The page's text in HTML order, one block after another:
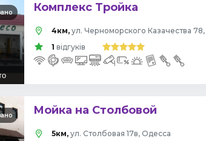
Комплекс Тройка
4км, ул. Черноморского Казачества
1 відгуків
Мойка на Столбовой
5км, ул. Столбовая 17в, Одесса